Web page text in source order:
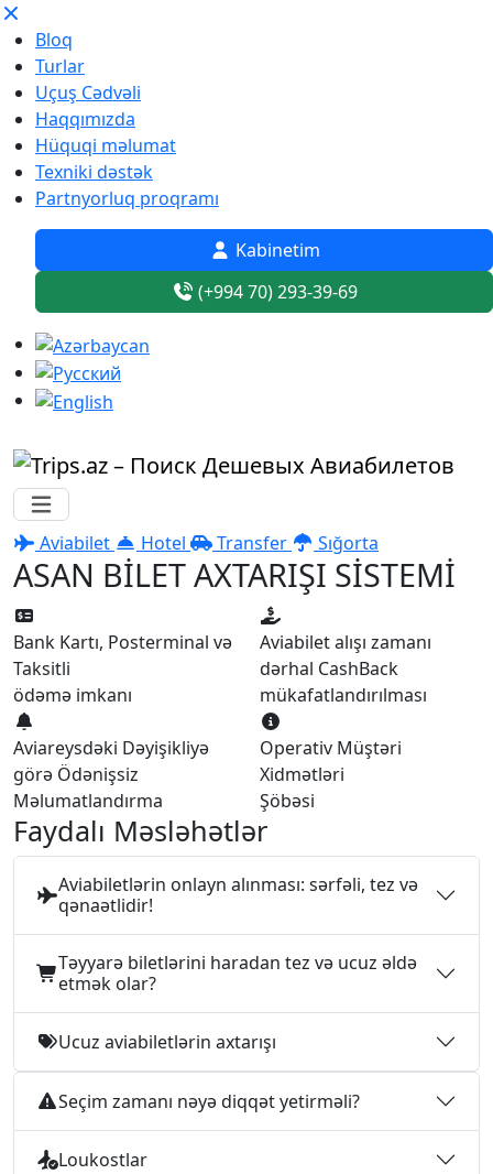
Bloq
Turlar
Uçuş Cədvəli
Haqqımızda
Hüquqi məlumat
Texniki dəstək
Partnyorluq proqramı
Kabinetim
(+994 70) 293-39-69
Aviabilet Hotel Transfer Sığorta
ASAN BİLET AXTARIŞI SİSTEMİ
Bank Kartı, Posterminal və
Taksitli
ödəmə imkanı
Aviabilet alışı zamanı
dərhal CashBack
mükafatlandırılması
Aviareysdəki Dəyişikliyə
görə Ödənişsiz
Məlumatlandırma
Operativ Müştəri
Xidmətləri
Şöbəsi
Faydalı Məsləhətlər
Aviabiletlərin onlayn alınması: sərfəli, tez və
qənaətlidir!
Təyyarə biletlərini haradan tez və ucuz əldə
etmək olar?
Ucuz aviabiletlərin axtarışı
Seçim zamanı nəyə diqqət yetirməli?
Loukostlar